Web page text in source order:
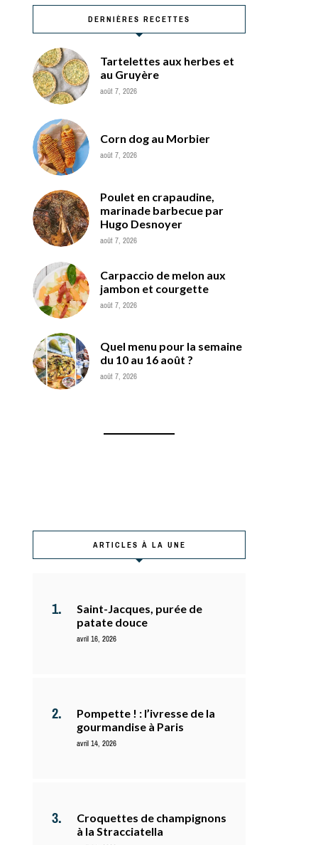
DERNIÈRES RECETTES
Tartelettes aux herbes et
au Gruyère
août 7, 2026
Corn dog au Morbier
août 7, 2026
Poulet en crapaudine,
marinade barbecue par
Hugo Desnoyer
août 7, 2026
Carpaccio de melon aux
jambon et courgette
août 7, 2026
Quel menu pour la semaine
du 10 au 16 août ?
août 7, 2026
ARTICLES À LA UNE
Saint-Jacques, purée de
patate douce
avril 16, 2026
Pompette ! : l’ivresse de la
gourmandise à Paris
avril 14, 2026
Croquettes de champignons
à la Stracciatella